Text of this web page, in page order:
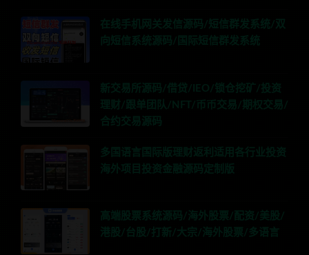
在线手机网关发信源码/短信群发系统/双
向短信系统源码/国际短信群发系统
新交易所源码/借贷/IEO/锁仓挖矿/投资
理财/跟单团队/NFT/币币交易/期权交易/
合约交易源码
多国语言国际版理财返利适用各行业投资
海外项目投资金融源码定制版
高端股票系统源码/海外股票/配资/美股/
港股/台股/打新/大宗/海外股票/多语言